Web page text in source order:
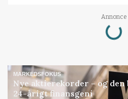
Annonce
Loading...
MARKEDSFOKUS
Nye aktierekorder – og
24-årigt finansgeni